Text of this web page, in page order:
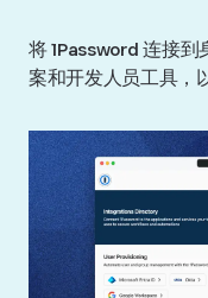
将 1Password 连接到
案和开发人员工具，